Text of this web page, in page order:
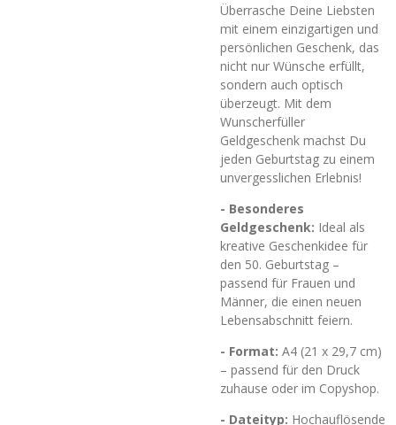
Überrasche Deine Liebsten
mit einem einzigartigen und
persönlichen Geschenk, das
nicht nur Wünsche erfüllt,
sondern auch optisch
überzeugt. Mit dem
Wunscherfüller
Geldgeschenk machst Du
jeden Geburtstag zu einem
unvergesslichen Erlebnis!
- Besonderes
Geldgeschenk: Ideal als
kreative Geschenkidee für
den 50. Geburtstag –
passend für Frauen und
Männer, die einen neuen
Lebensabschnitt feiern.
- Format: A4 (21 x 29,7 cm)
– passend für den Druck
zuhause oder im Copyshop.
- Dateityp: Hochauflösende